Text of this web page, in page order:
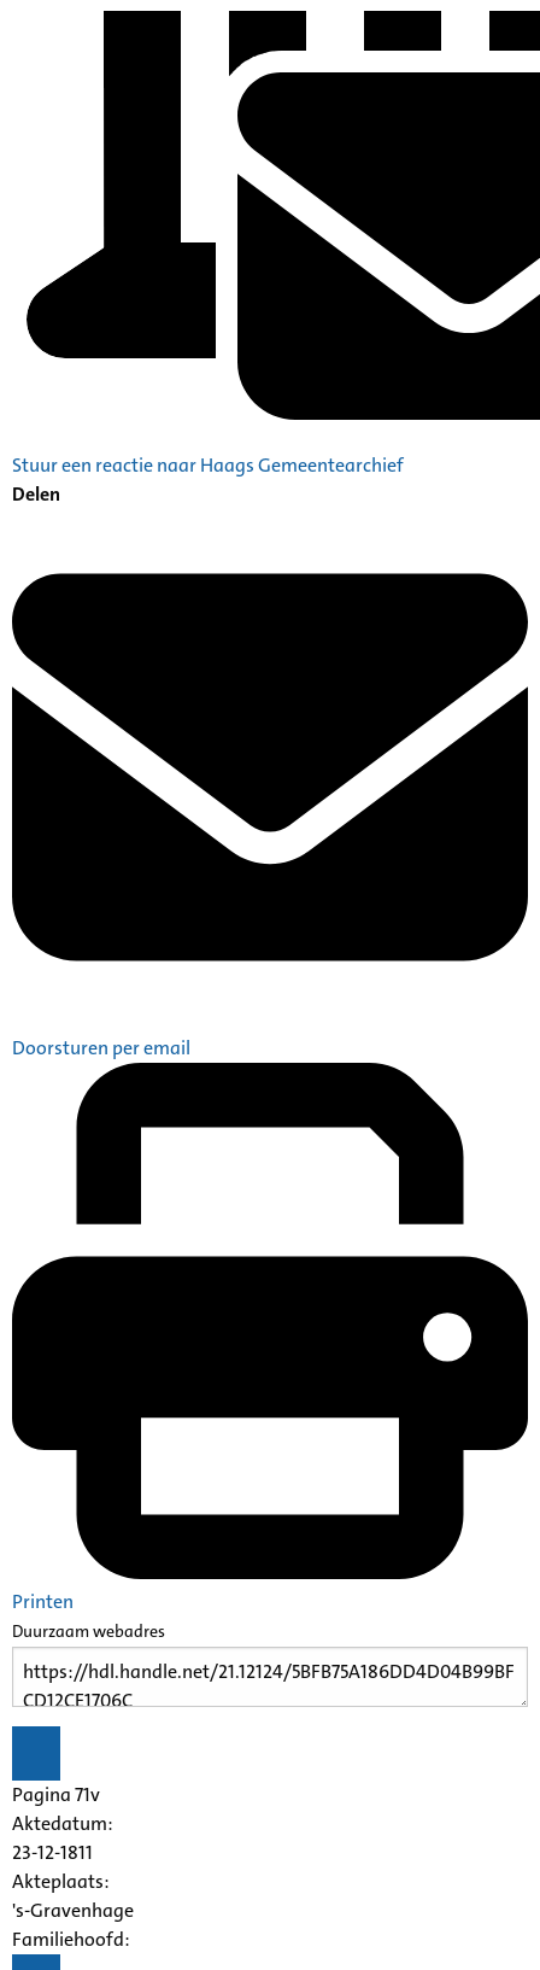
Stuur een reactie naar Haags Gemeentearchief
Delen
Doorsturen per email
Printen
Duurzaam webadres
Pagina 71v
Aktedatum:
23-12-1811
Akteplaats:
's-Gravenhage
Familiehoofd: